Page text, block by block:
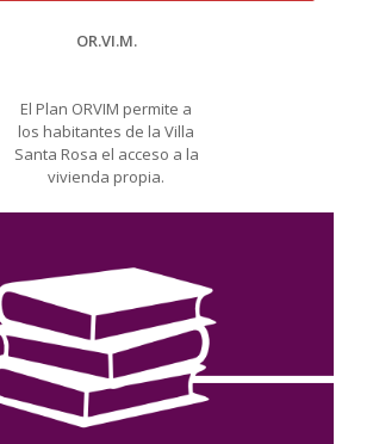
OR.VI.M.
El Plan ORVIM permite a
los habitantes de la Villa
Santa Rosa el acceso a la
vivienda propia.